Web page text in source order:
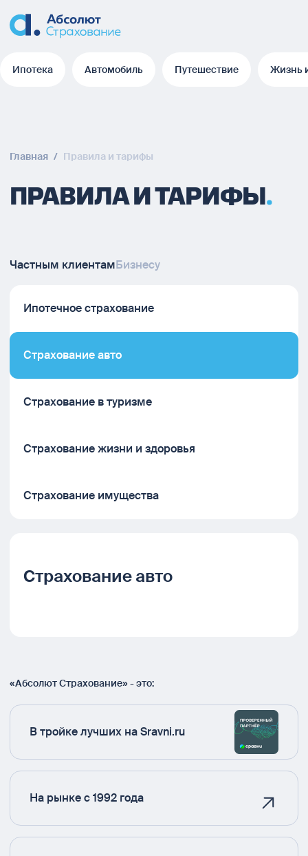
Ипотека Автомобиль Путешествие Жизнь
Главная / Правила и тарифы
ПРАВИЛА И ТАРИФЫ
Частным клиентамБизнесу
Ипотечное страхование
Страхование авто
Страхование в туризме
Страхование жизни и здоровья
Страхование имущества
Страхование авто
«Абсолют Страхование» - это:
В тройке лучших на Sravni.ru
На рынке с 1992 года